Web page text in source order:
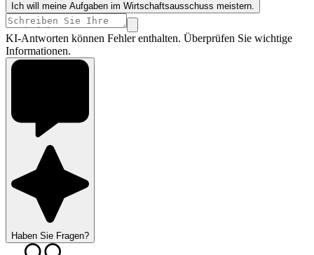
Ich will meine Aufgaben im Wirtschaftsausschuss meistern.
KI-Antworten können Fehler enthalten. Überprüfen Sie wichtige
Informationen.
Haben Sie Fragen?